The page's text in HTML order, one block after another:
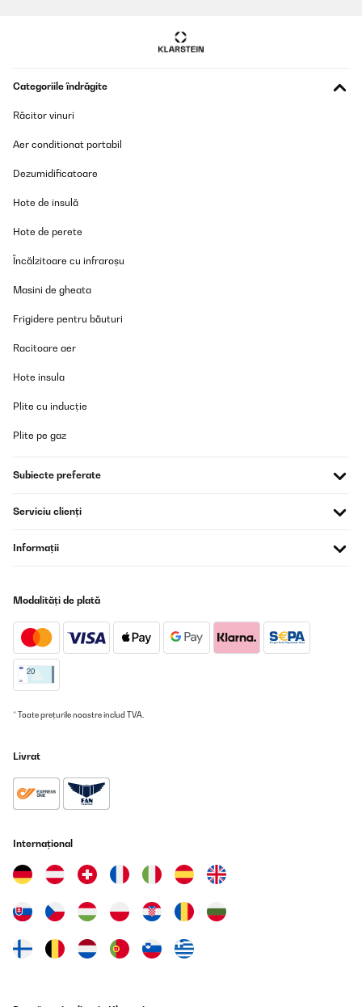
Categoriile îndrăgite
Răcitor vinuri
Aer conditionat portabil
Dezumidificatoare
Hote de insulă
Hote de perete
Încălzitoare cu infraroșu
Masini de gheata
Frigidere pentru băuturi
Racitoare aer
Hote insula
Plite cu inducție
Plite pe gaz
Subiecte preferate
Serviciu clienți
Informații
Modalități de plată
* Toate prețurile noastre includ TVA.
Livrat
Internațional